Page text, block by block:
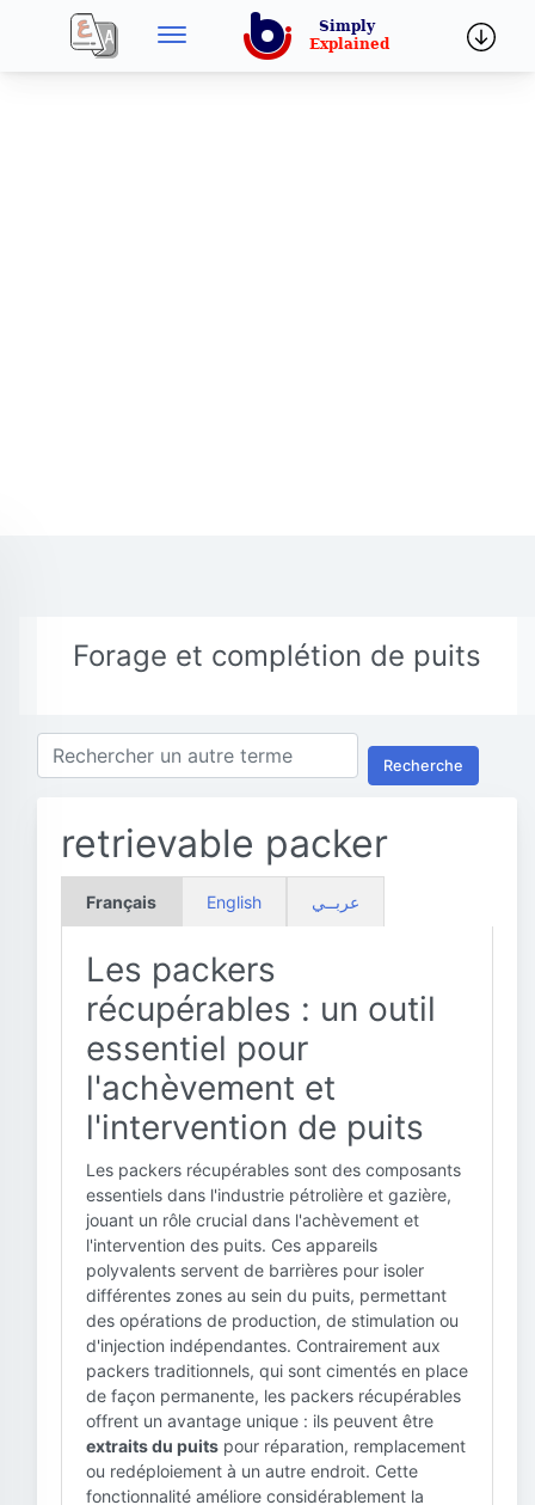
Forage et complétion de puits
Recherche
retrievable packer
Français English عربــي
Les packers
récupérables : un outil
essentiel pour
l'achèvement et
l'intervention de puits
Les packers récupérables sont des composants
essentiels dans l'industrie pétrolière et gazière,
jouant un rôle crucial dans l'achèvement et
l'intervention des puits. Ces appareils
polyvalents servent de barrières pour isoler
différentes zones au sein du puits, permettant
des opérations de production, de stimulation ou
d'injection indépendantes. Contrairement aux
packers traditionnels, qui sont cimentés en place
de façon permanente, les packers récupérables
offrent un avantage unique : ils peuvent être
extraits du puits pour réparation, remplacement
ou redéploiement à un autre endroit. Cette
fonctionnalité améliore considérablement la